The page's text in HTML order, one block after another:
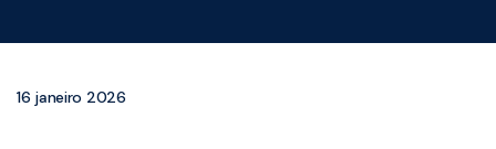
16 janeiro 2026